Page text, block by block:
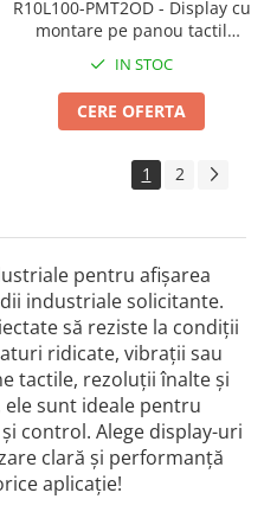
R10L100-PMT2OD - Display cu
montare pe panou tactil
IN STOC
CERE OFERTA
1 2
pentru afișarea
industriale solicitante.
să reziste la condiții
ridicate, vibrații sau
tactile, rezoluții înalte și
sunt ideale pentru
control. Alege display-uri
clară și performanță
aplicație!